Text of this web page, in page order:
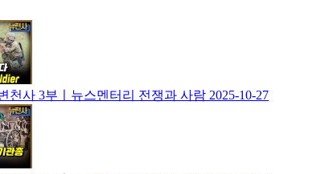
천사 3부ㅣ뉴스멘터리 전쟁과 사람 2025-10-27